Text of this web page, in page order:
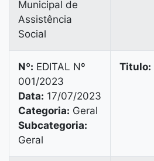
Municipal de
Assistência
Social
Nº: EDITAL Nº
001/2023
Data: 17/07/2023
Categoria: Geral
Subcategoria:
Geral
Titulo: